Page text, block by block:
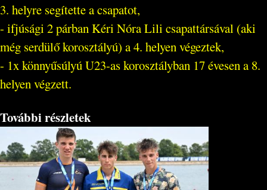
3. helyre segítette a csapatot,
- ifjúsági 2 párban Kéri Nóra Lili csapattársával (aki
még serdülő korosztályú) a 4. helyen végeztek,
- 1x könnyűsúlyú U23-as korosztályban 17 évesen a 8.
helyen végzett.
További részletek